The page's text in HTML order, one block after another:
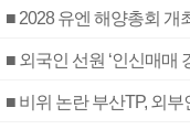
■ 2028 유엔 해양총회 개
■ 외국인 선원 ‘인신매매
■ 비위 논란 부산TP, 외부